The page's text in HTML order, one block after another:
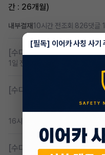
간 : 26개월)
내부결재10시간 전조회 826댓글 1
[수다방] 저신용 무심사 or 신
1일 전
[수다방] K8 하이브리드 (풀
16시간 전
[수다방]
Gv70 승계자분 구
[필독] 이어카 사칭 사기